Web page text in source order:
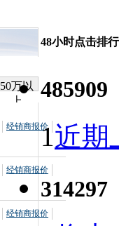
50万以
上
经销商报价
经销商报价
经销商报价
48小时点击排行
485909
1近期
314297